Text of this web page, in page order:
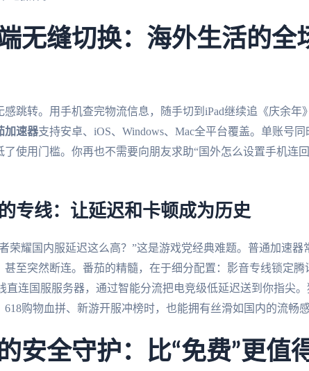
无缝切换：海外生活的全
跳转。用手机查完物流信息，随手切到iPad继续追《庆余年
加速器支持安卓、iOS、Windows、Mac全平台覆盖。单账号
使用门槛。你再也不需要向朋友求助“国外怎么设置手机连
专线：让延迟和卡顿成为历史
荣耀国内服延迟这么高？”这是游戏党经典难题。普通加速器
甚至突然断连。番茄的精髓，在于细分配置：影音专线锁定
直连国服服务器，通过智能分流把电竞级低延迟送到你指尖
购物血拼、新游开服冲榜时，也能拥有丝滑如国内的流畅感
安全守护：比“免费”更值